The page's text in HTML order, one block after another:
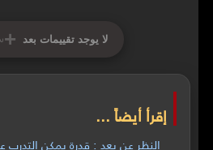
لا يوجد تقييمات بعد +
إقرأ أيضاً ...
النظر عن بعد : قدرة يمكن التدرب